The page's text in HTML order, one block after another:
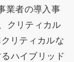
業者の導入事
クリティカル
リティカルな
ハイブリッド